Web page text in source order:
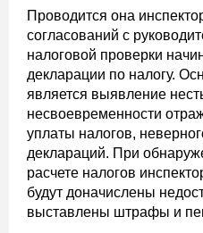
Проводится она
согласований с
налоговой проверки
декларации по налогу.
является выявление
несвоевременности
уплаты налогов,
деклараций. При
расчете налогов
будут доначислены
выставлены штрафы и